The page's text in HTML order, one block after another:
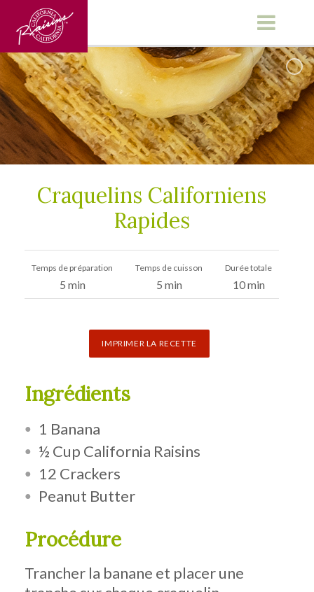
Craquelins Californiens
Rapides
Temps de préparation
5 min
Temps de cuisson
5 min
Durée totale
10 min
IMPRIMER LA RECETTE
Ingrédients
1 Banana
½ Cup California Raisins
12 Crackers
Peanut Butter
Procédure
Trancher la banane et placer une